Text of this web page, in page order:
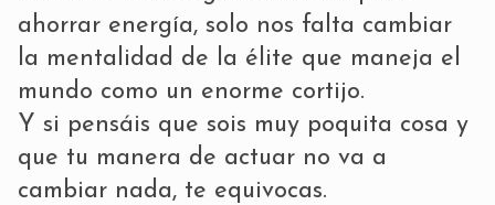
ahorrar energía, solo nos falta cambiar
la mentalidad de la élite que maneja el
mundo como un enorme cortijo.
Y si pensáis que sois muy poquita cosa y
que tu manera de actuar no va a
cambiar nada, te equivocas.